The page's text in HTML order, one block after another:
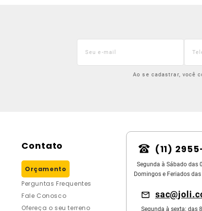
Ao se cadastrar, você
Contato
Orçamento
Perguntas Frequentes
Fale Conosco
Ofereça o seu terreno
(11)
Segunda à Sábado das
Domingos e Feriados
Segunda à sexta: das